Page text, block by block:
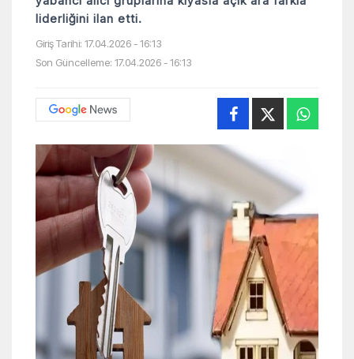
liderliğini ilan etti.
Giriş Tarihi: 17.04.2026 - 16:13
Son Güncelleme: 17.04.2026 - 16:13